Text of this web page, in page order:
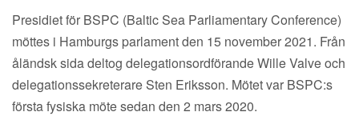
Presidiet för BSPC (Baltic Sea Parliamentary Conference)
möttes i Hamburgs parlament den 15 november 2021. Från
åländsk sida deltog delegationsordförande Wille Valve och
delegationssekreterare Sten Eriksson. Mötet var BSPC:s
första fysiska möte sedan den 2 mars 2020.